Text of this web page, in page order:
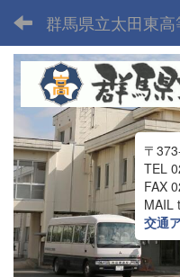
群馬県立太田東
〒
TEL
FAX
MAIL
交通